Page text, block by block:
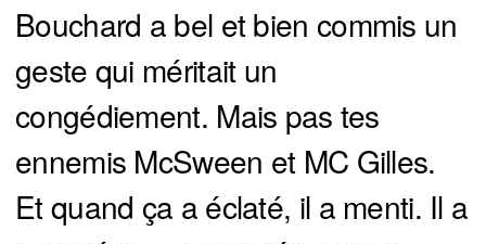
Bouchard a bel et bien commis un
geste qui méritait un
congédiement. Mais pas tes
ennemis McSween et MC Gilles.
Et quand ça a éclaté, il a menti. Il a